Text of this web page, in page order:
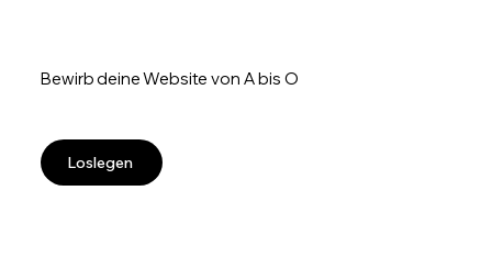
Bewirb deine Website von A bis O
Loslegen